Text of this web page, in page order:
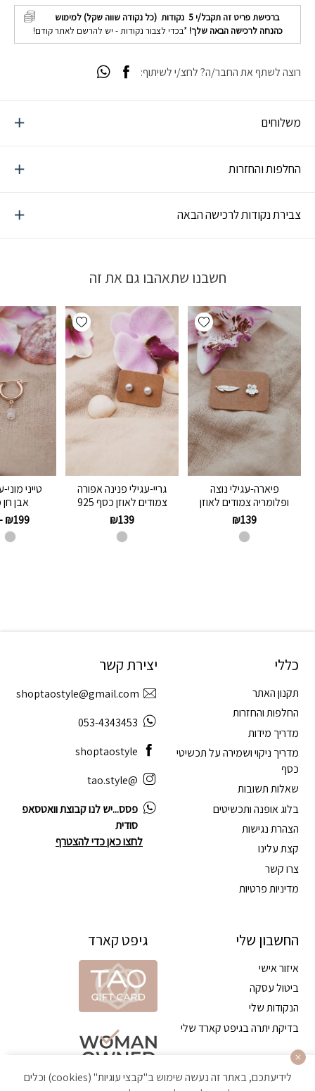
ברכישת פריט זה תקבל/י5 נקודות (כל נקודה שווה שקל) למימוש
כהנחה לרכישה הבאה שלך! *בכדי לצבור נקודות - יש להרשם לאתר קודם!
משלוחים
החלפות והחזרות
צבירת נקודות לרכישה הבאה
רוצה לשתף את החבר/ה? לחצ/י לשיתוף:
חשבנו שתאהבו גם את זה
Add wishlist
פיארה-עגילי נוצה
ופלומריה צמודים לאוזן
₪139
Add wishlist
גריי-עגילי פנינה אפורה
צמודים לאוזן כסף 925
₪139
טייני
אבן חן
₪199
כללי
תקנון האתר
החלפות והחזרות
מדריך מידות
מדריך ניקוי ושמירה על תכשיטי
כסף
שאלות תשובות
בלוג אופנה ותכשיטים
הצהרת נגישות
קצת עלינו
צרו קשר
מדיניות פרטיות
החשבון שלי
איזור אישי
ביטול עסקה
הנקודות שלי
בדיקת יתרה בגיפט קארד שלי
יצירת קשר
shoptaostyle@gmail.com
053-4343453
shoptaostyle
@tao.style
פסס...יש לנו קבוצת וואטסאפ
סודית
לחצו כאן כדי להצטרף
גיפט קארד
לידיעתכם, באתר זה נעשה שימוש ב"קבצי עוגיות" (cookies) וכלים